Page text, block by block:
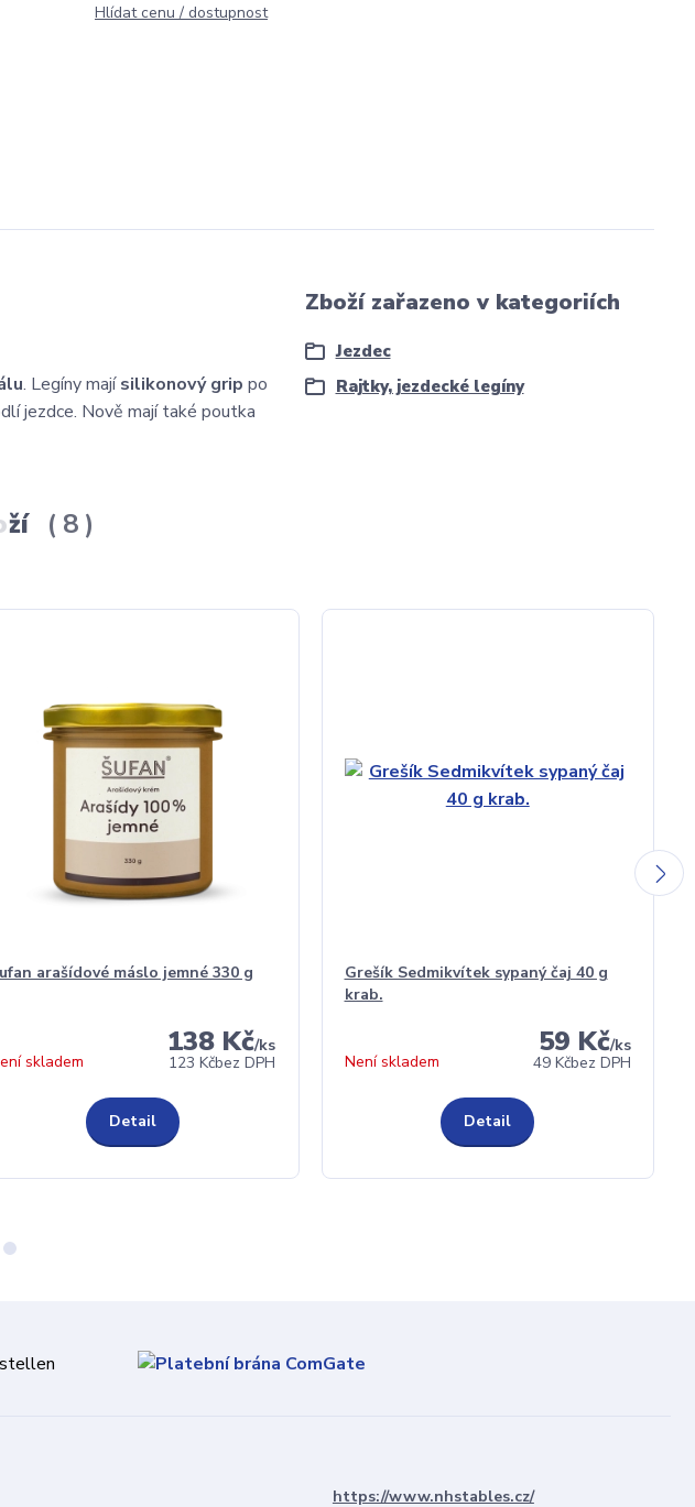
Hlídat cenu / dostupnost
. Legíny majísilikonový grip po
jezdce. Nově mají také poutka
Zboží zařazeno v kategoriích
Jezdec
Rajtky, jezdecké legíny
8
arašídové máslo jemné 330 g
138 Kč/ks
123 Kčbez DPH
skladem
Detail
Grešík Sedmikvítek sypaný čaj 40 g
krab.
59 Kč/ks
49 Kčbez DPH
Není skladem
Detail
https://www.nhstables.cz/